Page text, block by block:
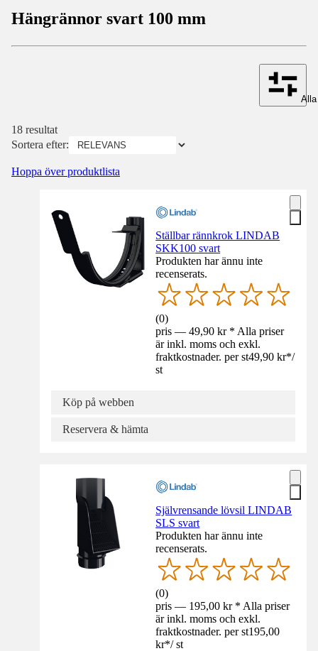
Hängrännor svart 100 mm
18 resultat
Sortera efter:
Hoppa över produktlista
Ställbar rännkrok LINDAB
SKK100 svart
Produkten har ännu inte
recenserats.
(0)
pris — 49,90 kr * Alla priser
är inkl. moms och exkl.
fraktkostnader. per st49,90 kr*/
st
Köp på webben
Reservera & hämta
Självrensande lövsil LINDAB
SLS svart
Produkten har ännu inte
recenserats.
(0)
pris — 195,00 kr * Alla priser
är inkl. moms och exkl.
fraktkostnader. per st195,00
kr*/ st